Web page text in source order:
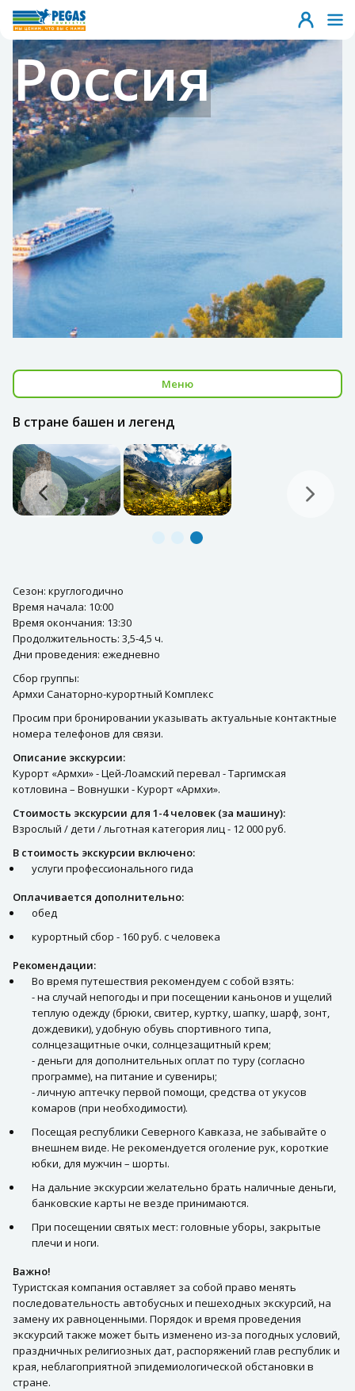
Россия
Меню
В стране башен и легенд
Сезон: круглогодично
Время начала: 10:00
Время окончания: 13:30
Продолжительность: 3,5-4,5 ч.
Дни проведения: ежедневно
Сбор группы:
Армхи Санаторно-курортный Комплекс
Просим при бронировании указывать актуальные контактные
номера телефонов для связи.
Описание экскурсии:
Курорт «Армхи» - Цей-Лоамский перевал - Таргимская
котловина – Вовнушки - Курорт «Армхи».
Стоимость экскурсии для 1-4 человек (за машину):
Взрослый / дети / льготная категория лиц - 12 000 руб.
В стоимость экскурсии включено:
услуги профессионального гида
Оплачивается дополнительно:
обед
курортный сбор - 160 руб. с человека
Рекомендации:
Во время путешествия рекомендуем с собой взять:
- на случай непогоды и при посещении каньонов и ущелий
теплую одежду (брюки, свитер, куртку, шапку, шарф, зонт,
дождевики), удобную обувь спортивного типа,
солнцезащитные очки, солнцезащитный крем;
- деньги для дополнительных оплат по туру (согласно
программе), на питание и сувениры;
- личную аптечку первой помощи, средства от укусов
комаров (при необходимости).
Посещая республики Северного Кавказа, не забывайте о
внешнем виде. Не рекомендуется оголение рук, короткие
юбки, для мужчин – шорты.
На дальние экскурсии желательно брать наличные деньги,
банковские карты не везде принимаются.
При посещении святых мест: головные уборы, закрытые
плечи и ноги.
Важно!
Туристская компания оставляет за собой право менять
последовательность автобусных и пешеходных экскурсий, на
замену их равноценными. Порядок и время проведения
экскурсий также может быть изменено из-за погодных условий,
праздничных религиозных дат, распоряжений глав республик и
края, неблагоприятной эпидемиологической обстановки в
стране.